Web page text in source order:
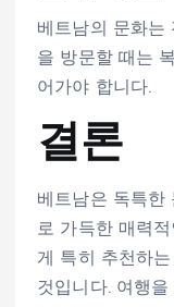
베트남의 문화는
을 방문할 때는
어가야 합니다.
결론
베트남은 독특한
로 가득한 매력
게 특히 추천하
것입니다. 여행